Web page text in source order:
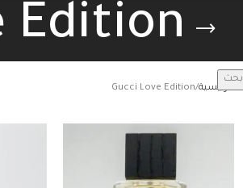
Edition
بحث
الرئيسية Gucci Love Edition